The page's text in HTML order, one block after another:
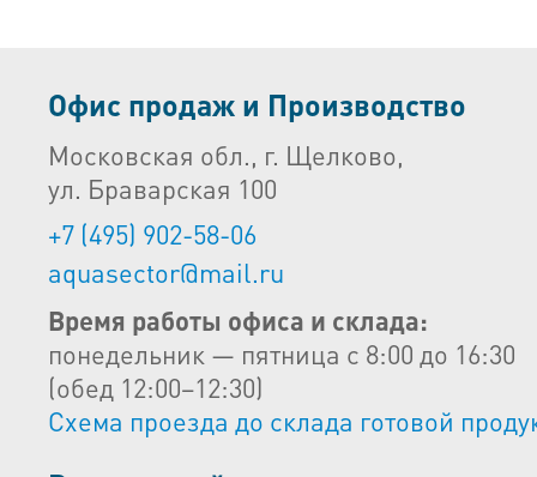
Офис продаж и Производство
Московская обл., г. Щелково,
ул. Браварская 100
+7 (495) 902-58-06
aquasector@mail.ru
Время работы офиса и склада:
понедельник — пятница с 8:00 до 16:30
(обед 12:00–12:30)
Схема проезда до склада готовой